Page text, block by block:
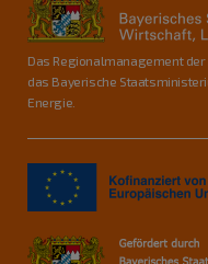
Das Regionalmanagement
das Bayerische
Energie.